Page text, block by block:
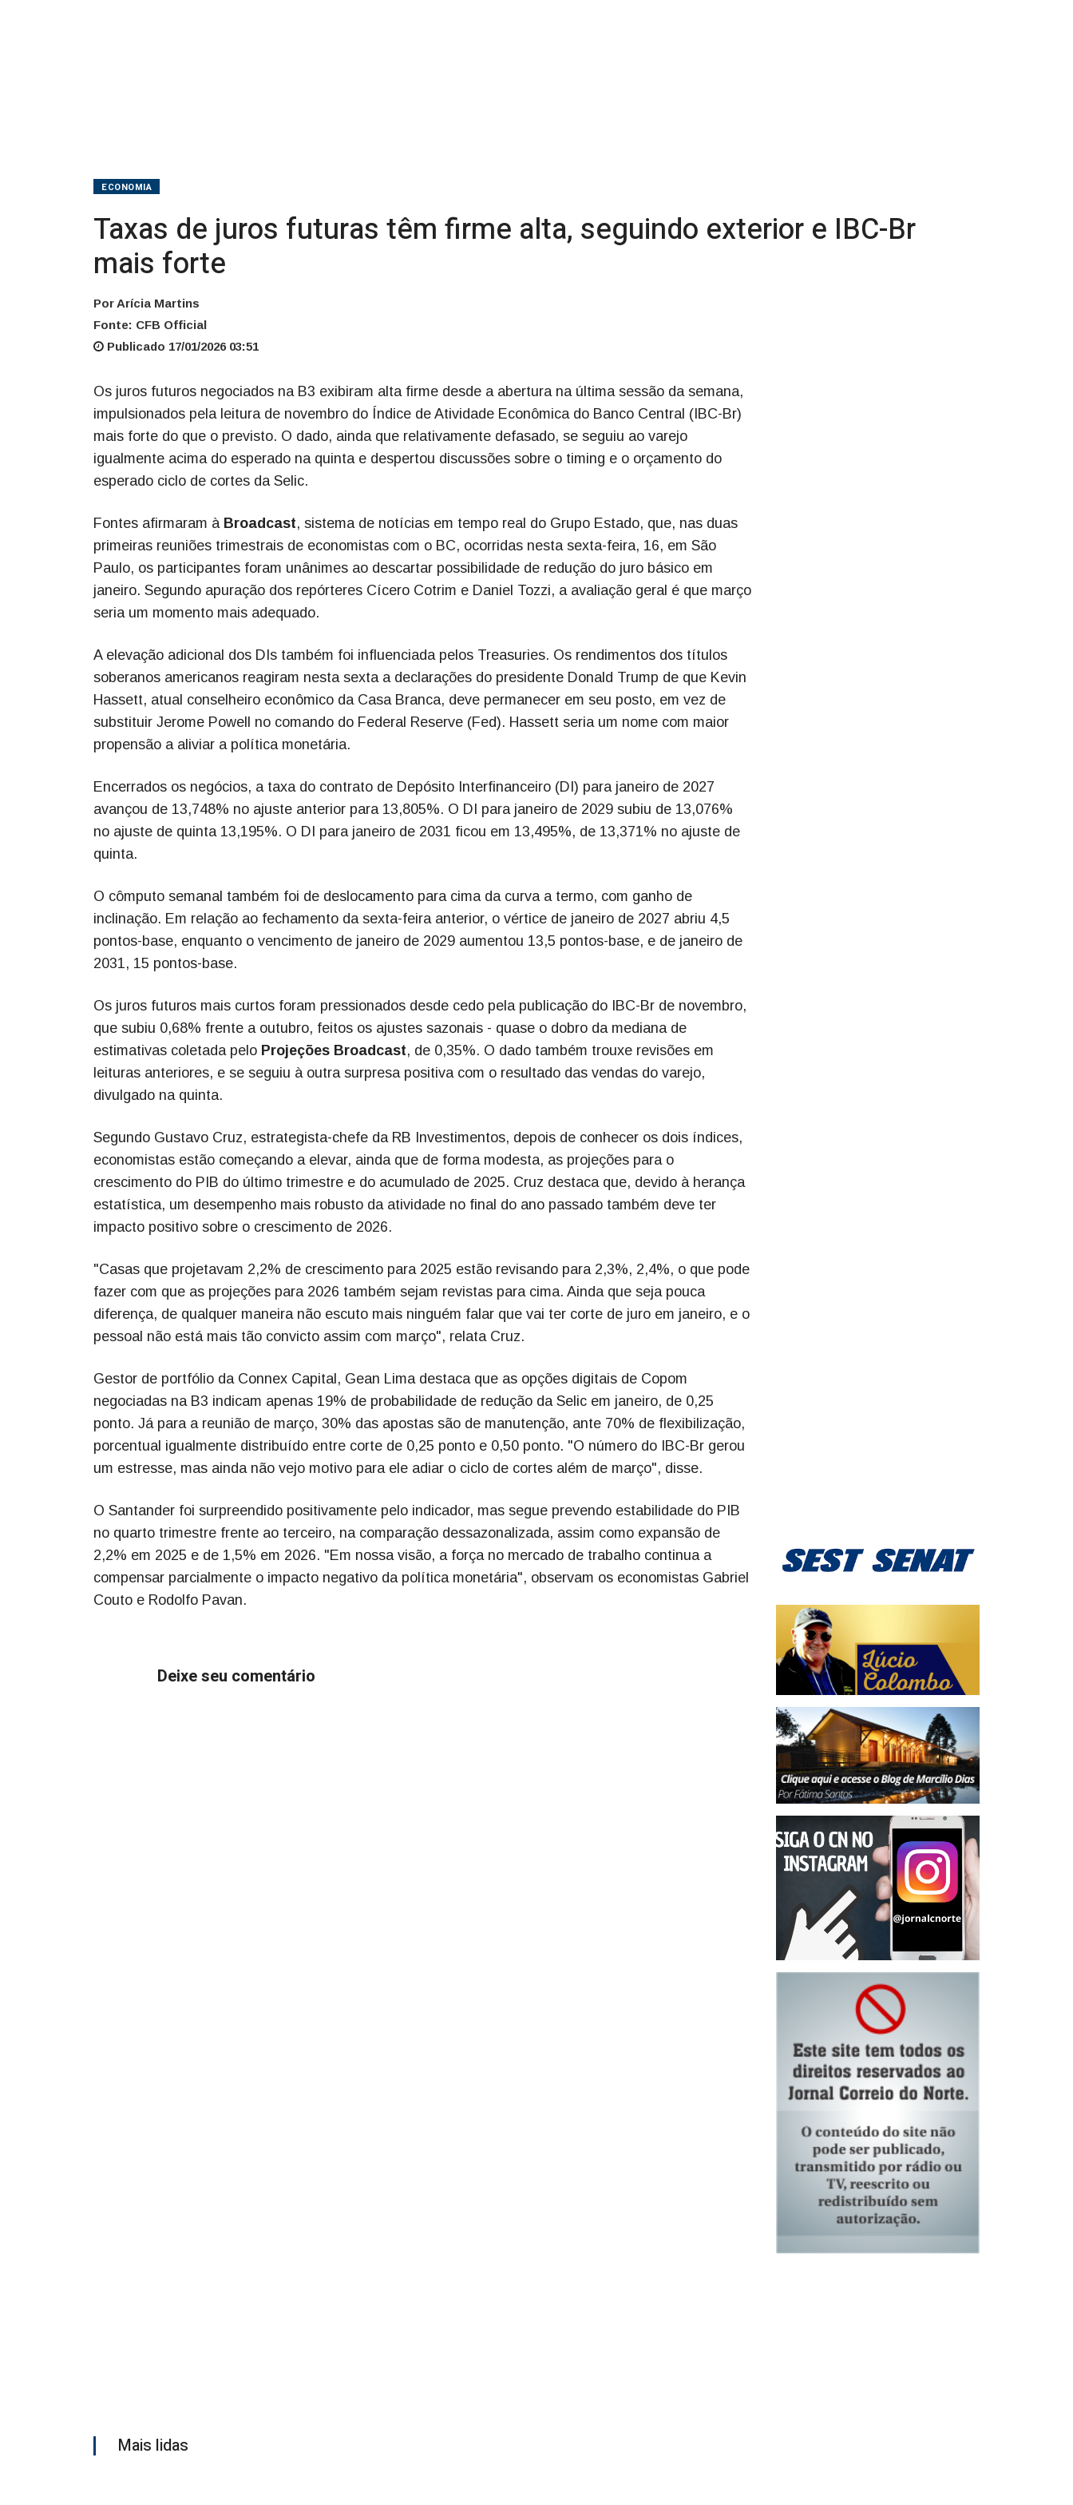
ECONOMIA
Taxas de juros futuras têm firme alta, seguindo exterior e IBC-Br
mais forte
Por Arícia Martins
Fonte: CFB Official
Publicado 17/01/2026 03:51
Os juros futuros negociados na B3 exibiram alta firme desde a abertura na última sessão da semana,
impulsionados pela leitura de novembro do Índice de Atividade Econômica do Banco Central (IBC-Br)
mais forte do que o previsto. O dado, ainda que relativamente defasado, se seguiu ao varejo
igualmente acima do esperado na quinta e despertou discussões sobre o timing e o orçamento do
esperado ciclo de cortes da Selic.
Fontes afirmaram à Broadcast, sistema de notícias em tempo real do Grupo Estado, que, nas duas
primeiras reuniões trimestrais de economistas com o BC, ocorridas nesta sexta-feira, 16, em São
Paulo, os participantes foram unânimes ao descartar possibilidade de redução do juro básico em
janeiro. Segundo apuração dos repórteres Cícero Cotrim e Daniel Tozzi, a avaliação geral é que março
seria um momento mais adequado.
A elevação adicional dos DIs também foi influenciada pelos Treasuries. Os rendimentos dos títulos
soberanos americanos reagiram nesta sexta a declarações do presidente Donald Trump de que Kevin
Hassett, atual conselheiro econômico da Casa Branca, deve permanecer em seu posto, em vez de
substituir Jerome Powell no comando do Federal Reserve (Fed). Hassett seria um nome com maior
propensão a aliviar a política monetária.
Encerrados os negócios, a taxa do contrato de Depósito Interfinanceiro (DI) para janeiro de 2027
avançou de 13,748% no ajuste anterior para 13,805%. O DI para janeiro de 2029 subiu de 13,076%
no ajuste de quinta 13,195%. O DI para janeiro de 2031 ficou em 13,495%, de 13,371% no ajuste de
quinta.
O cômputo semanal também foi de deslocamento para cima da curva a termo, com ganho de
inclinação. Em relação ao fechamento da sexta-feira anterior, o vértice de janeiro de 2027 abriu 4,5
pontos-base, enquanto o vencimento de janeiro de 2029 aumentou 13,5 pontos-base, e de janeiro de
2031, 15 pontos-base.
Os juros futuros mais curtos foram pressionados desde cedo pela publicação do IBC-Br de novembro,
que subiu 0,68% frente a outubro, feitos os ajustes sazonais - quase o dobro da mediana de
estimativas coletada pelo Projeções Broadcast, de 0,35%. O dado também trouxe revisões em
leituras anteriores, e se seguiu à outra surpresa positiva com o resultado das vendas do varejo,
divulgado na quinta.
Segundo Gustavo Cruz, estrategista-chefe da RB Investimentos, depois de conhecer os dois índices,
economistas estão começando a elevar, ainda que de forma modesta, as projeções para o
crescimento do PIB do último trimestre e do acumulado de 2025. Cruz destaca que, devido à herança
estatística, um desempenho mais robusto da atividade no final do ano passado também deve ter
impacto positivo sobre o crescimento de 2026.
"Casas que projetavam 2,2% de crescimento para 2025 estão revisando para 2,3%, 2,4%, o que pode
fazer com que as projeções para 2026 também sejam revistas para cima. Ainda que seja pouca
diferença, de qualquer maneira não escuto mais ninguém falar que vai ter corte de juro em janeiro, e o
pessoal não está mais tão convicto assim com março", relata Cruz.
Gestor de portfólio da Connex Capital, Gean Lima destaca que as opções digitais de Copom
negociadas na B3 indicam apenas 19% de probabilidade de redução da Selic em janeiro, de 0,25
ponto. Já para a reunião de março, 30% das apostas são de manutenção, ante 70% de flexibilização,
porcentual igualmente distribuído entre corte de 0,25 ponto e 0,50 ponto. "O número do IBC-Br gerou
um estresse, mas ainda não vejo motivo para ele adiar o ciclo de cortes além de março", disse.
O Santander foi surpreendido positivamente pelo indicador, mas segue prevendo estabilidade do PIB
no quarto trimestre frente ao terceiro, na comparação dessazonalizada, assim como expansão de
2,2% em 2025 e de 1,5% em 2026. "Em nossa visão, a força no mercado de trabalho continua a
compensar parcialmente o impacto negativo da política monetária", observam os economistas Gabriel
Couto e Rodolfo Pavan.
Deixe seu comentário
Mais lidas